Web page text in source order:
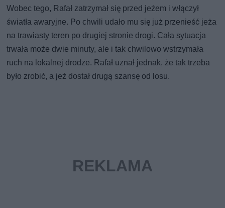
Wobec tego, Rafał zatrzymał się przed jeżem i włączył
światła awaryjne. Po chwili udało mu się już przenieść jeża
na trawiasty teren po drugiej stronie drogi. Cała sytuacja
trwała może dwie minuty, ale i tak chwilowo wstrzymała
ruch na lokalnej drodze. Rafał uznał jednak, że tak trzeba
było zrobić, a jeż dostał drugą szansę od losu.